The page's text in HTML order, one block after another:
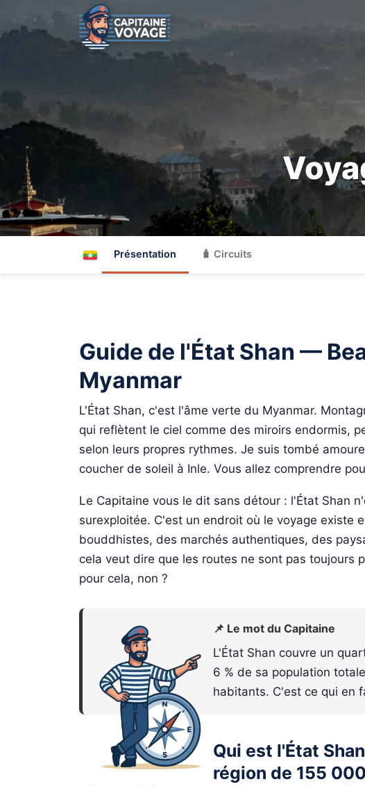
Présentation 🧳 Circuits
Guide de l'État Shan —
Myanmar
L'État Shan, c'est l'âme verte du Myanmar.
qui reflètent le ciel comme des miroirs endormis,
selon leurs propres rythmes. Je suis tombé
coucher de soleil à Inle. Vous allez comprendre
Le Capitaine vous le dit sans détour : l'État Shan
surexploitée. C'est un endroit où le voyage existe
bouddhistes, des marchés authentiques, des
cela veut dire que les routes ne sont pas toujours
pour cela, non ?
📌 Le mot du Capitaine
L'État Shan couvre un
6 % de sa population
habitants. C'est ce qui en
Qui est l'État
région de 155